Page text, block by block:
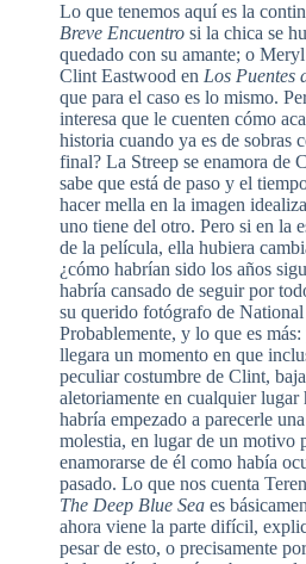
Lo que tenemos aquí es la
Breve Encuentro si la chica se
quedado con su amante; o
Clint Eastwood en Los Puentes
que para el caso es lo mismo.
interesa que le cuenten cómo
historia cuando ya es de sobras
final? La Streep se enamora de
sabe que está de paso y el
hacer mella en la imagen
uno tiene del otro. Pero si en la
de la película, ella hubiera
¿cómo habrían sido los años
habría cansado de seguir por
su querido fotógrafo de
Probablemente, y lo que es más:
llegara un momento en que
peculiar costumbre de Clint,
aletoriamente en cualquier lugar
habría empezado a parecerle
molestia, en lugar de un motivo
enamorarse de él como había
pasado. Lo que nos cuenta
The Deep Blue Sea es
ahora viene la parte difícil,
pesar de esto, o precisamente